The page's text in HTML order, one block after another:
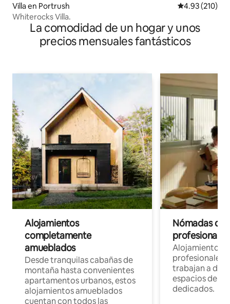
Villa en Portrush Calificación
4.93 (210)
Whiterocks Villa.
La comodidad de un hogar y unos
precios mensuales fantásticos
Alojamientos
completamente
amueblados
Desde tranquilas cabañas de
montaña hasta convenientes
apartamentos urbanos, estos
alojamientos amueblados
cuentan con todos las
Nómadas
Alojamientos
profesionales
trabajan a
espacios de
dedicados.